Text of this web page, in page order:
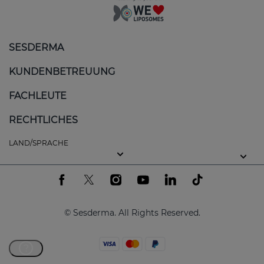
SESDERMA
KUNDENBETREUUNG
FACHLEUTE
RECHTLICHES
LAND/SPRACHE
© Sesderma. All Rights Reserved.